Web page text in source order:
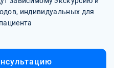
индивидуальных для